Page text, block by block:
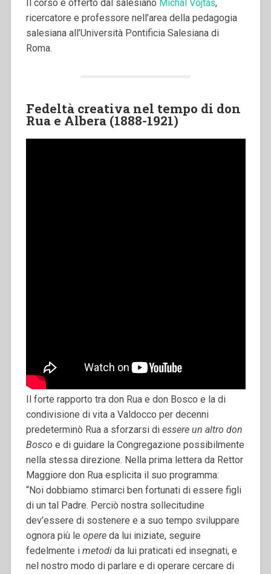
Il corso è offerto dal salesiano Michal Vojtáš,
ricercatore e professore nell’area della pedagogia
salesiana all’Università Pontificia Salesiana di
Roma.
Fedeltà creativa nel tempo di don
Rua e Albera (1888-1921)
Il forte rapporto tra don Rua e don Bosco e la di
condivisione di vita a Valdocco per decenni
predeterminò Rua a sforzarsi di essere un altro don
Bosco e di guidare la Congregazione possibilmente
nella stessa direzione. Nella prima lettera da Rettor
Maggiore don Rua esplicita il suo programma:
“Noi dobbiamo stimarci ben fortunati di essere figli
di un tal Padre. Perciò nostra sollecitudine
dev’essere di sostenere e a suo tempo sviluppare
ognora più le opere da lui iniziate, seguire
fedelmente i metodi da lui praticati ed insegnati, e
nel nostro modo di parlare e di operare cercare di